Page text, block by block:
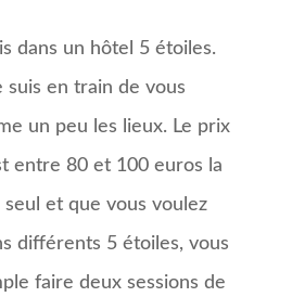
dans un hôtel 5 étoiles.
en train de vous
un peu les lieux. Le prix
entre 80 et 100 euros la
seul et que vous voulez
différents 5 étoiles, vous
faire deux sessions de